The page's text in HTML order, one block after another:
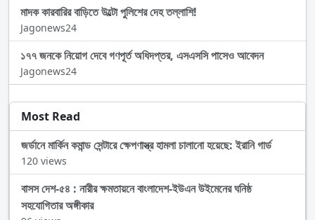
মাদক কারবারির বাড়িতে উল্টো পুলিশের দেহ তল্লাশি!
Jagonews24
১৭৭ জনকে নিয়োগ দেবে গণপূর্ত অধিদপ্তর, এসএসসি পাসেও আবেদন
Jagonews24
Most Read
জর্ডানে মার্কিন কমান্ড সেন্টারে ক্ষেপণাস্ত্র হামলা চালানো হয়েছে: ইরানি গার্ড
120 views
বাসস দেশ-৫৪ : নারীর ক্ষমতায়নে বাংলাদেশ-ইউএন উইমেনের ঘনিষ্ঠ
সহযোগিতার অঙ্গীকার